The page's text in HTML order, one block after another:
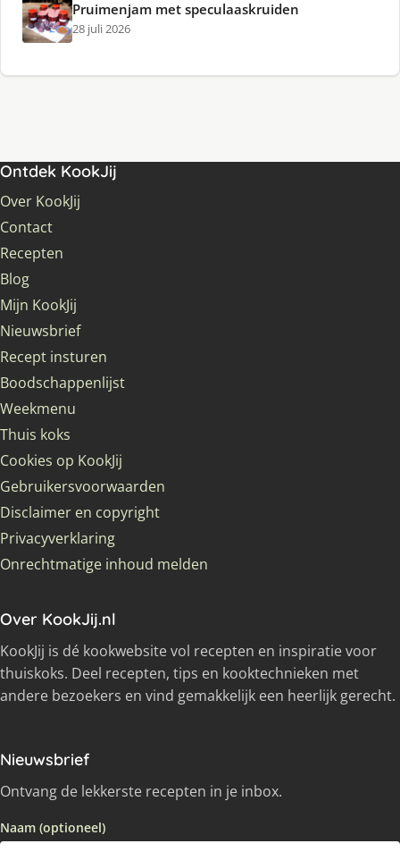
Pruimenjam met speculaaskruiden
28 juli 2026
Ontdek KookJij
Over KookJij
Contact
Recepten
Blog
Mijn KookJij
Nieuwsbrief
Recept insturen
Boodschappenlijst
Weekmenu
Thuis koks
Cookies op KookJij
Gebruikersvoorwaarden
Disclaimer en copyright
Privacyverklaring
Onrechtmatige inhoud melden
Over KookJij.nl
KookJij is dé kookwebsite vol recepten en inspiratie voor
thuiskoks. Deel recepten, tips en kooktechnieken met
andere bezoekers en vind gemakkelijk een heerlijk gerecht.
Nieuwsbrief
Ontvang de lekkerste recepten in je inbox.
Naam (optioneel)